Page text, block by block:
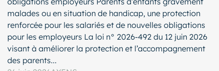
malades ou en situation de handicap, une protection
renforcée pour les salariés et de nouvelles obligations
pour les employeurs La loi n° 2026-492 du 12 juin 2026
visant à améliorer la protection et l’accompagnement
des parents...